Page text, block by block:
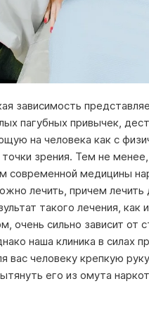
зависимость
пагубных привычек,
на человека как с
точки зрения. Тем не
современной медицины
лечить, причем лечить
такого лечения, как
очень сильно зависит от
наша клиника в силах
вас человеку крепкую
его из омута